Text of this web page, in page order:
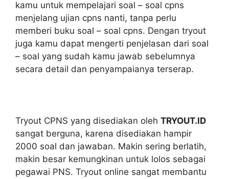
kamu untuk mempelajari soal – soal cpns
menjelang ujian cpns nanti, tanpa perlu
memberi buku soal – soal cpns. Dengan tryout
juga kamu dapat mengerti penjelasan dari soal
– soal yang sudah kamu jawab sebelumnya
secara detail dan penyampaianya terserap.
Tryout CPNS yang disediakan oleh TRYOUT.ID
sangat berguna, karena disediakan hampir
2000 soal dan jawaban. Makin sering berlatih,
makin besar kemungkinan untuk lolos sebagai
pegawai PNS. Tryout online sangat membantu